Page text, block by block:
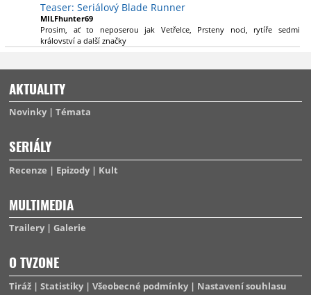
Teaser: Seriálový Blade Runner
MILFhunter69
Prosim, ať to neposerou jak Vetřelce, Prsteny noci, rytíře sedmi
království a další značky
AKTUALITY
Novinky Témata
SERIÁLY
Recenze Epizody Kult
MULTIMEDIA
Trailery Galerie
O TVZONE
Tiráž Statistiky Všeobecné podmínky Nastavení souhlasu